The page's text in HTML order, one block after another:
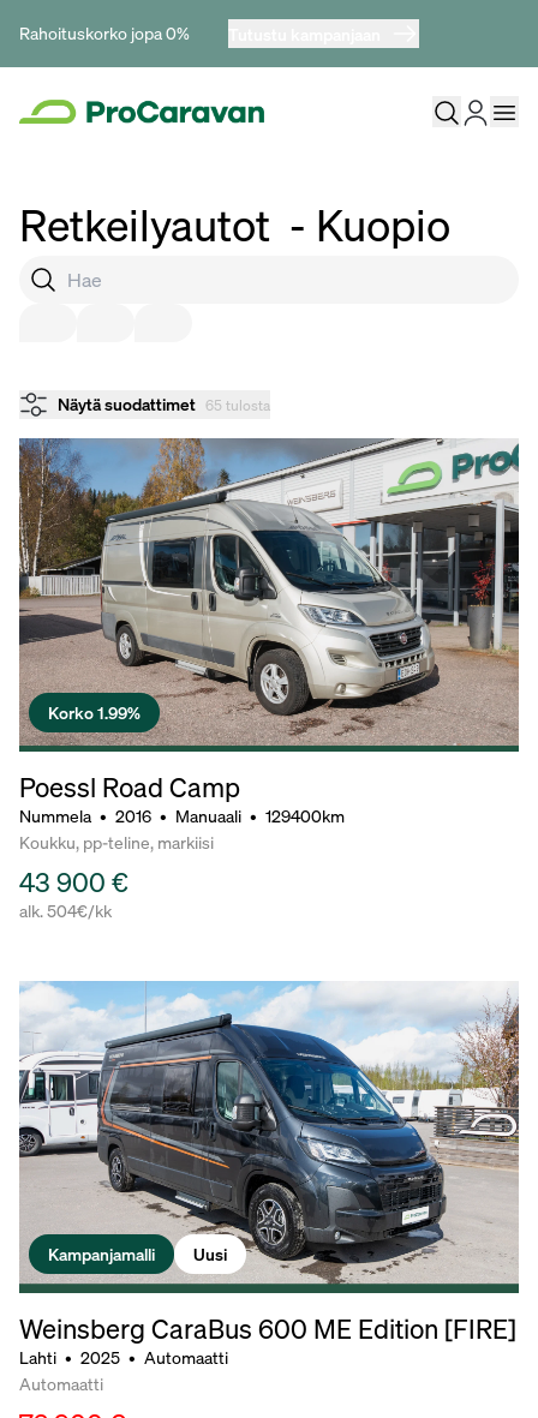
Rahoituskorko jopa 0%
Retkeilyautot - Kuopio
Näytä suodattimet 65 tulosta
Korko 1.99%
Poessl Road Camp
Nummela • 2016 • Manuaali • 129400km
Koukku, pp-teline, markiisi
43 900 €
alk. 504€/kk
Kampanjamalli Uusi
Weinsberg CaraBus 600 ME Edition [FIRE]
Lahti • 2025 • Automaatti
Automaatti